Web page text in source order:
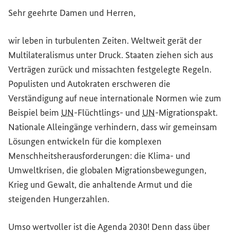
Sehr geehrte Damen und Herren,
wir leben in turbulenten Zeiten. Weltweit gerät der
Multilateralismus unter Druck. Staaten ziehen sich aus
Verträgen zurück und missachten festgelegte Regeln.
Populisten und Autokraten erschweren die
Verständigung auf neue internationale Normen wie zum
Beispiel beim UN-Flüchtlings- und UN-Migrationspakt.
Nationale Alleingänge verhindern, dass wir gemeinsam
Lösungen entwickeln für die komplexen
Menschheitsherausforderungen: die Klima- und
Umweltkrisen, die globalen Migrationsbewegungen,
Krieg und Gewalt, die anhaltende Armut und die
steigenden Hungerzahlen.
Umso wertvoller ist die Agenda 2030! Denn dass über